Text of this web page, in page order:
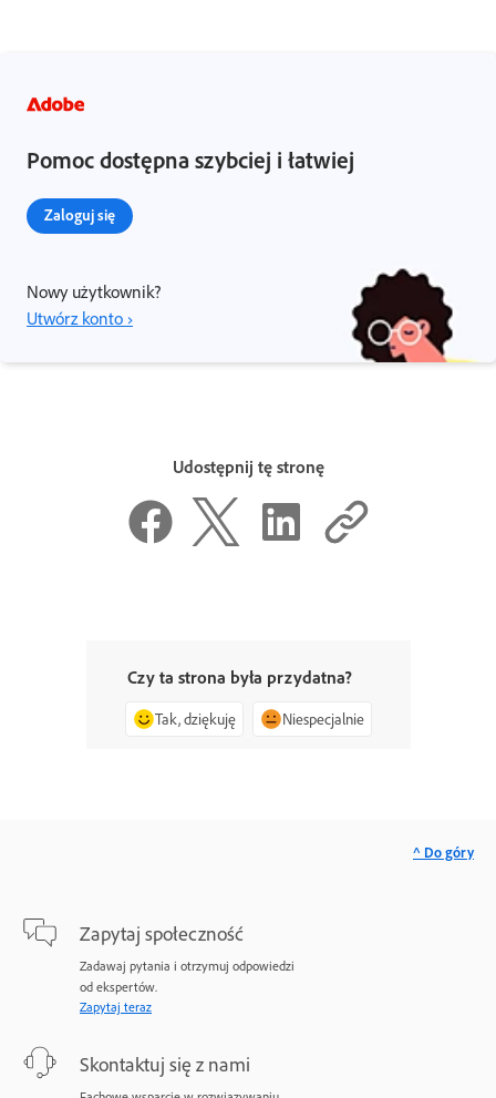
Pomoc dostępna szybciej i łatwiej
Zaloguj się
Nowy użytkownik?
Utwórz konto ›
Udostępnij tę stronę
Czy ta strona była przydatna?
Tak, dziękuję Niespecjalnie
Zapytaj społeczność
Zadawaj pytania i otrzymuj odpowiedzi
od ekspertów.
Zapytaj teraz
Skontaktuj się z nami
^ Do góry